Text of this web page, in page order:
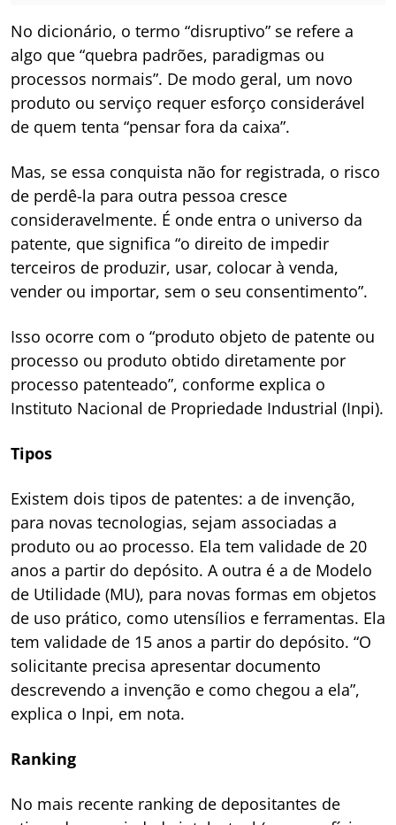
No dicionário, o termo “disruptivo” se refere a
algo que “quebra padrões, paradigmas ou
processos normais”. De modo geral, um novo
produto ou serviço requer esforço considerável
de quem tenta “pensar fora da caixa”.
Mas, se essa conquista não for registrada, o risco
de perdê-la para outra pessoa cresce
consideravelmente. É onde entra o universo da
patente, que significa “o direito de impedir
terceiros de produzir, usar, colocar à venda,
vender ou importar, sem o seu consentimento”.
Isso ocorre com o “produto objeto de patente ou
processo ou produto obtido diretamente por
processo patenteado”, conforme explica o
Instituto Nacional de Propriedade Industrial (Inpi).
Tipos
Existem dois tipos de patentes: a de invenção,
para novas tecnologias, sejam associadas a
produto ou ao processo. Ela tem validade de 20
anos a partir do depósito. A outra é a de Modelo
de Utilidade (MU), para novas formas em objetos
de uso prático, como utensílios e ferramentas. Ela
tem validade de 15 anos a partir do depósito. “O
solicitante precisa apresentar documento
descrevendo a invenção e como chegou a ela”,
explica o Inpi, em nota.
Ranking
No mais recente ranking de depositantes de